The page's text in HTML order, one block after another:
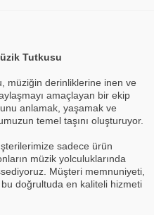
Tutkusu
müziğin derinliklerine inen ve
amaçlayan bir ekip
anlamak, yaşamak ve
temel taşını oluşturuyor.
sadece ürün
müzik yolculuklarında
Müşteri memnuniyeti,
doğrultuda en kaliteli hizmeti